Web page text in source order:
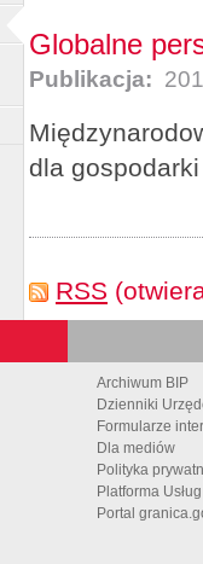
Globalne
Publikacja:
dla
RSS
Archiwum BIP
Dzienniki
Formularze
Dla mediów
Polityka
Platforma
Portal